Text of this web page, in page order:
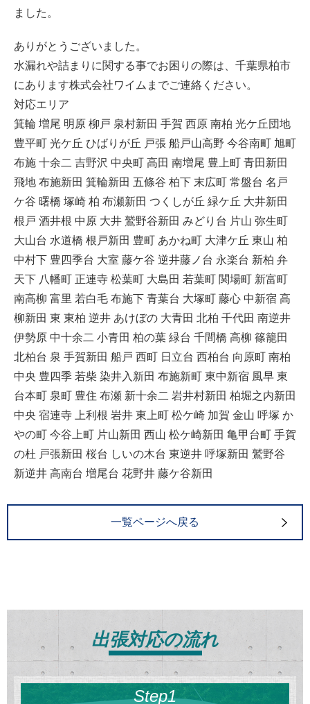
ました。
ありがとうございました。
水漏れや詰まりに関する事でお困りの際は、千葉県柏市
にあります株式会社ワイムまでご連絡ください。
対応エリア
箕輪 増尾 明原 柳戸 泉村新田 手賀 西原 南柏 光ケ丘団地
豊平町 光ケ丘 ひばりが丘 戸張 船戸山高野 今谷南町 旭町
布施 十余二 吉野沢 中央町 高田 南増尾 豊上町 青田新田
飛地 布施新田 箕輪新田 五條谷 柏下 末広町 常盤台 名戸
ケ谷 曙橋 塚崎 柏 布瀬新田 つくしが丘 緑ケ丘 大井新田
根戸 酒井根 中原 大井 鷲野谷新田 みどり台 片山 弥生町
大山台 水道橋 根戸新田 豊町 あかね町 大津ケ丘 東山 柏
中村下 豊四季台 大室 藤ケ谷 逆井藤ノ台 永楽台 新柏 弁
天下 八幡町 正連寺 松葉町 大島田 若葉町 関場町 新富町
南高柳 富里 若白毛 布施下 青葉台 大塚町 藤心 中新宿 高
柳新田 東 東柏 逆井 あけぼの 大青田 北柏 千代田 南逆井
伊勢原 中十余二 小青田 柏の葉 緑台 千間橋 高柳 篠籠田
北柏台 泉 手賀新田 船戸 西町 日立台 西柏台 向原町 南柏
中央 豊四季 若柴 染井入新田 布施新町 東中新宿 風早 東
台本町 泉町 豊住 布瀬 新十余二 岩井村新田 柏堀之内新田
中央 宿連寺 上利根 岩井 東上町 松ケ崎 加賀 金山 呼塚 か
やの町 今谷上町 片山新田 西山 松ケ崎新田 亀甲台町 手賀
の杜 戸張新田 桜台 しいの木台 東逆井 呼塚新田 鷲野谷
新逆井 高南台 増尾台 花野井 藤ケ谷新田
一覧ページへ戻る
出張対応の流れ
Step1